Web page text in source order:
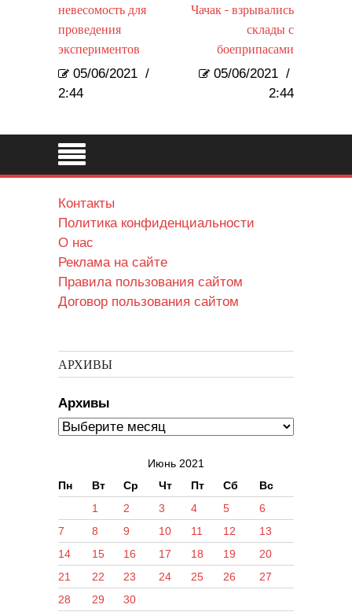
невесомость для
проведения
экспериментов
05/06/2021 /
2:44
Чачак - взрывались
склады с
боеприпасами
05/06/2021 /
2:44
Контакты
Политика конфиденциальности
О нас
Реклама на сайте
Правила пользования сайтом
Договор пользования сайтом
АРХИВЫ
Архивы
Июнь 2021
Пн
Вт Ср Чт Пт Сб Вс
1 2 3 4 5
6
7
8 9 10 11 12
13
14
15 16 17 18 19
20
21
22 23 24 25 26
27
28
29 30